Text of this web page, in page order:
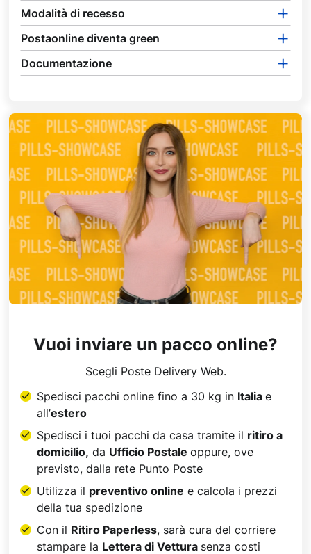
Modalità di recesso
Postaonline diventa green
Documentazione
Vuoi inviare un pacco online?​
Scegli Poste Delivery Web.
Spedisci pacchi online fino a 30 kg in Italia e
all’estero
Spedisci i tuoi pacchi da casa tramite il ritiro a
domicilio, da Ufficio Postale oppure, ove
previsto, dalla rete Punto Poste
​Utilizza il preventivo online e calcola i prezzi
della tua spedizione
​Con il Ritiro Paperless, sarà cura del corriere
stampare la Lettera di Vettura senza costi